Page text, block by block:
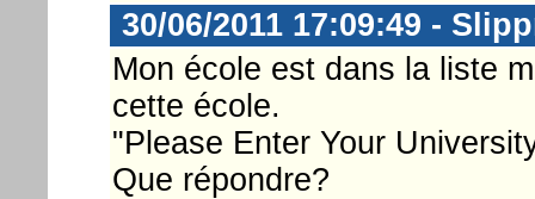
30/06/2011 17:09:49 -
Mon école est dans la liste
cette école.
"Please Enter Your
Que répondre?